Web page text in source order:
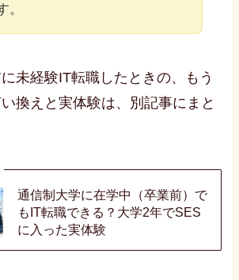
。
未経験IT転職したときの、もう
換えと実体験は、別記事にまと
通信制大学に在学中（卒業前）で
もIT転職できる？大学2年でSES
に入った実体験